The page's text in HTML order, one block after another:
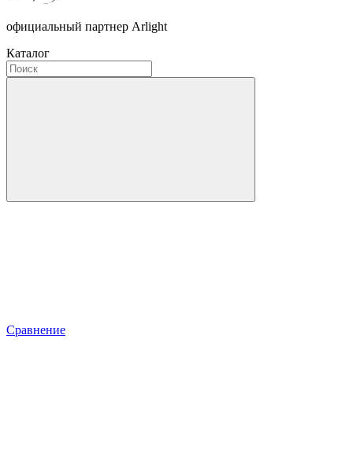
официальный партнер Arlight
Каталог
Сравнение